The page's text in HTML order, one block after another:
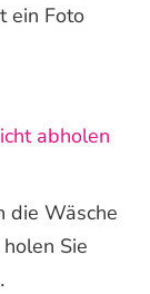
ein Foto
abholen
die Wäsche
Sie